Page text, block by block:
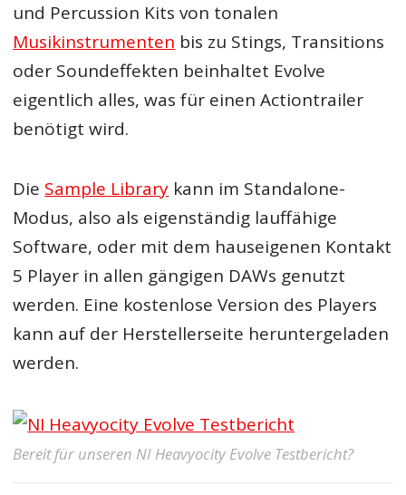
und Percussion Kits von tonalen
Musikinstrumenten bis zu Stings, Transitions
oder Soundeffekten beinhaltet Evolve
eigentlich alles, was für einen Actiontrailer
benötigt wird.
Die Sample Library kann im Standalone-
Modus, also als eigenständig lauffähige
Software, oder mit dem hauseigenen Kontakt
5 Player in allen gängigen DAWs genutzt
werden. Eine kostenlose Version des Players
kann auf der Herstellerseite heruntergeladen
werden.
Bereit für unseren NI Heavyocity Evolve Testbericht?